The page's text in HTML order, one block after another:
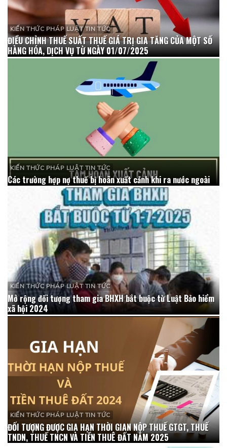
KIẾN THỨC PHÁP LUẬT TIN TỨC
ĐIỀU CHỈNH THUẾ SUẤT THUẾ GIÁ TRỊ GIA TĂNG CỦA MỘT SỐ
HÀNG HÓA, DỊCH VỤ TỪ NGÀY 01/07/2025
KIẾN THỨC PHÁP LUẬT TIN TỨC
Các trường hợp nợ thuế bị hoãn xuất cảnh khi ra nước ngoài
KIẾN THỨC PHÁP LUẬT TIN TỨC
Mở rộng đối tượng tham gia BHXH bắt buộc từ Luật Bảo hiểm
xã hội 2024
KIẾN THỨC PHÁP LUẬT TIN TỨC
ĐỐI TƯỢNG ĐƯỢC GIA HẠN THỜI GIAN NỘP THUẾ GTGT, THUẾ
TNDN, THUẾ TNCN VÀ TIỀN THUÊ ĐẤT NĂM 2025